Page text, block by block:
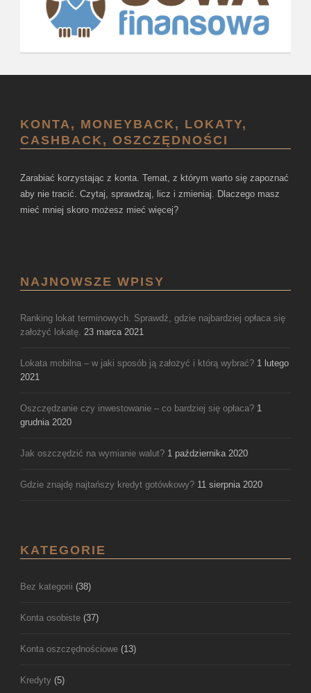
KONTA, MONEYBACK, LOKATY,
CASHBACK, OSZCZĘDNOŚCI
Zarabiać korzystając z konta. Temat, z którym warto się zapoznać
aby nie tracić. Czytaj, sprawdzaj, licz i zmieniaj. Dlaczego masz
mieć mniej skoro możesz mieć więcej?
NAJNOWSZE WPISY
Ranking lokat terminowych. Sprawdź, gdzie najbardziej opłaca się
założyć lokatę. 23 marca 2021
Lokata mobilna – w jaki sposób ją założyć i którą wybrać? 1 lutego
2021
Oszczędzanie czy inwestowanie – co bardziej się opłaca? 1
grudnia 2020
Jak oszczędzić na wymianie walut? 1 października 2020
Gdzie znajdę najtańszy kredyt gotówkowy? 11 sierpnia 2020
KATEGORIE
Bez kategorii (38)
Konta osobiste (37)
Konta oszczędnościowe (13)
Kredyty (5)